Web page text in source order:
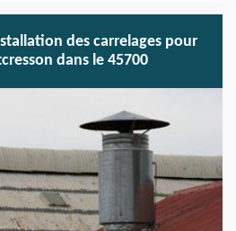
des carrelages pour
dans le 45700